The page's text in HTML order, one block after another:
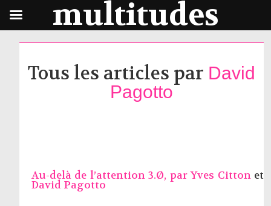
Tous les articles par David
Pagotto
Au-delà de l’attention 3.Ø, parYves Cittonet
David Pagotto
multitudes